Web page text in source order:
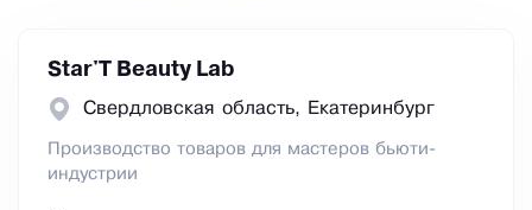
Star'T Beauty Lab
Свердловская область, Екатеринбург
Производство товаров для мастеров бьюти-
индустрии